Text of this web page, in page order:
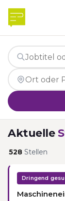
Aktuelle
528 Stellen
Dringend